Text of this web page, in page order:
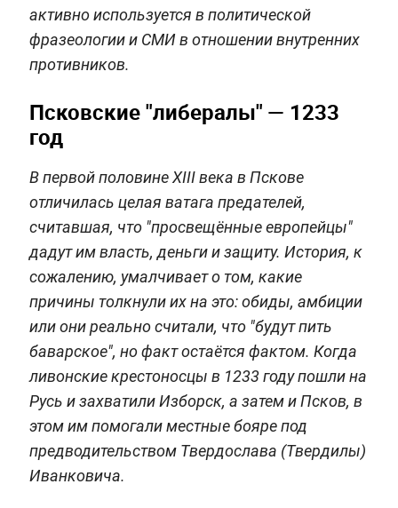
активно используется в политической
фразеологии и СМИ в отношении внутренних
противников.
Псковские "либералы" — 1233
год
В первой половине XIII века в Пскове
отличилась целая ватага предателей,
считавшая, что "просвещённые европейцы"
дадут им власть, деньги и защиту. История, к
сожалению, умалчивает о том, какие
причины толкнули их на это: обиды, амбиции
или они реально считали, что "будут пить
баварское", но факт остаётся фактом. Когда
ливонские крестоносцы в 1233 году пошли на
Русь и захватили Изборск, а затем и Псков, в
этом им помогали местные бояре под
предводительством Твердослава (Твердилы)
Иванковича.